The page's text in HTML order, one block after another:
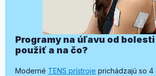
Programy na úľavu od
použiť a na čo?
Moderné TENS prístroje prichádzajú so